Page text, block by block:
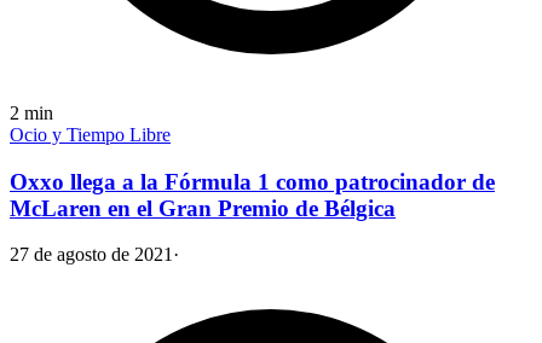
2 min
Ocio y Tiempo Libre
Oxxo llega a la Fórmula 1 como patrocinador de
McLaren en el Gran Premio de Bélgica
27 de agosto de 2021 ·